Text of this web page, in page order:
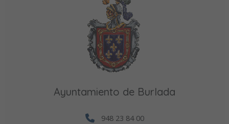
Ayuntamiento de Burlada
948 23 84 00